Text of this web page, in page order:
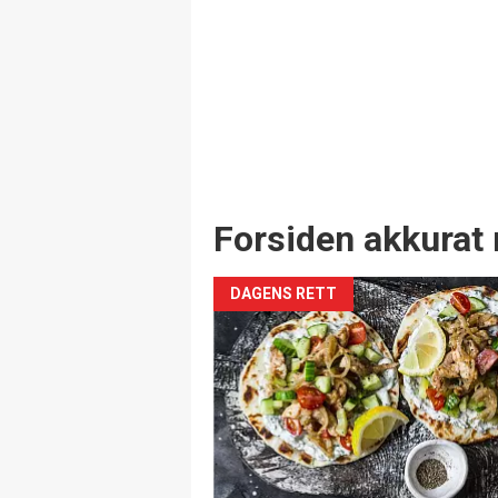
Forsiden akkurat
DAGENS RETT